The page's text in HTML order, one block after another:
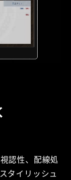
認性、配線処
タイリッシュ